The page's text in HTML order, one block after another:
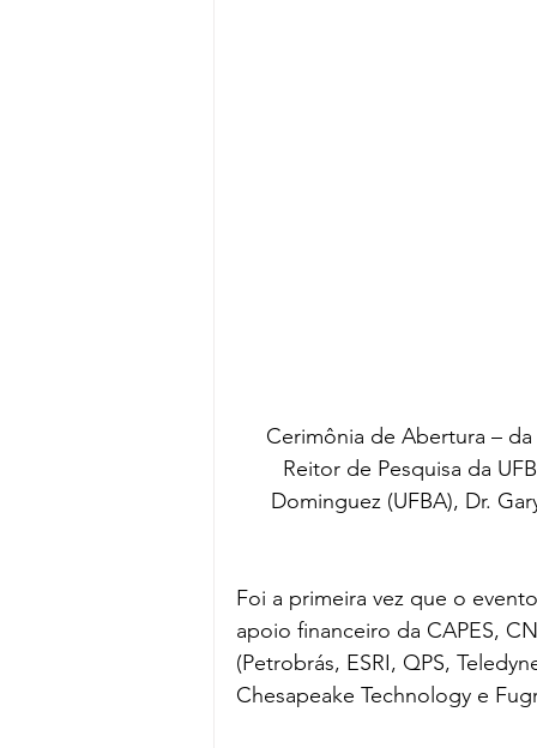
Cerimônia de Abertura –
Reitor de Pesquisa da
Dominguez (UFBA), Dr.
Foi a primeira vez que o
apoio financeiro da CAPES,
(Petrobrás, ESRI, QPS,
Chesapeake Technology e